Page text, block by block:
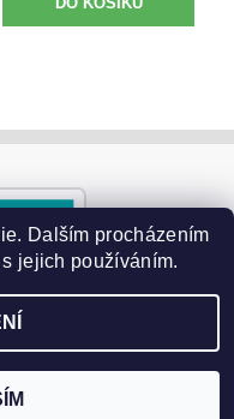
práva vyhrazena
Dalším procházením
jejich používáním.